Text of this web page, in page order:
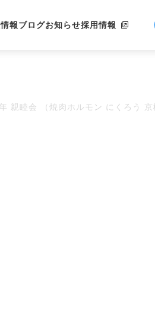
報ブログお知らせ採用情報
親睦会 （焼肉ホルモン にくろう 京